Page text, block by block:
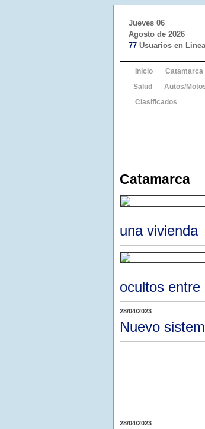
Jueves 06
Agosto de 2026
77 Usuarios en Linea
Inicio Catamarca
Salud
Autos/
Clasificados
Catamarca
una vivienda
ocultos
28/04/2023
Nuevo
28/04/2023